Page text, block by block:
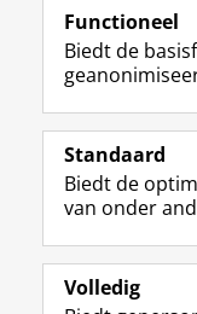
Volg
Studiekiezers
Alumni
Functioneel
Biedt de
Standaard
Biedt de
van onder
Volledig